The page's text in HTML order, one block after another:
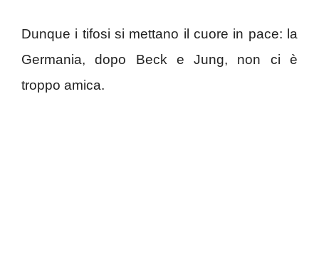
Dunque i tifosi si mettano il cuore in pace: la
Germania, dopo Beck e Jung, non ci è
troppo amica.